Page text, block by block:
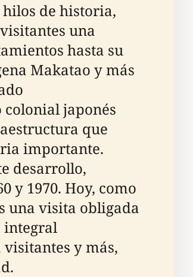
hilos de historia,
una
hasta su
Makatao y más
japonés
que
importante.
desarrollo,
y 1970. Hoy, como
una visita obligada
integral
y más,